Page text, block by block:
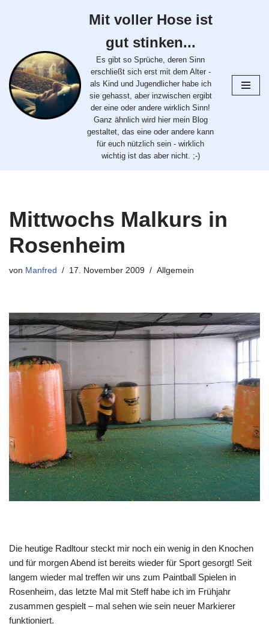
springen
Mit voller Hose ist
gut stinken...
Es gibt so Sprüche, deren Sinn
erschließt sich erst mit dem Alter -
als Kind und Jugendlicher habe ich
sie gehasst, aber inzwischen ergibt
der eine oder andere wirklich Sinn!
Ganz ähnlich wird hier mein Blog
gestaltet, das eine oder andere kann
für euch nützlich sein - wirklich
wichtig ist das aber nicht. ;-)
Mittwochs Malkurs in
Rosenheim
von Manfred 17. November 2009 Allgemein
Die heutige Radltour steckt mir noch ein wenig in den Knochen
und für morgen Abend ist bereits wieder für Sport gesorgt! Seit
langem wieder mal treffen wir uns zum Paintball Spielen in
Rosenheim, das letzte Mal mit Steff habe ich im Frühjahr
zusammen gespielt – mal sehen wie sein neuer Markierer
funktioniert.